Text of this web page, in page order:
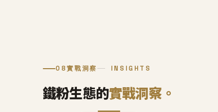
08實戰洞察 INSIGHTS
鐵粉生態的實戰洞察。